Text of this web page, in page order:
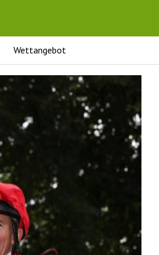
Wettangebot